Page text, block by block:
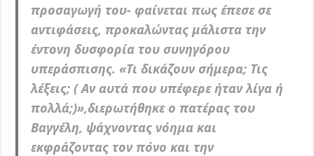
προσαγωγή του- φαίνεται πως έπεσε σε
αντιφάσεις, προκαλώντας μάλιστα την
έντονη δυσφορία του συνηγόρου
υπεράσπισης. «Τι δικάζουν σήμερα; Τις
λέξεις; ( Αν αυτά που υπέφερε ήταν λίγα ή
πολλά;)»,διερωτήθηκε ο πατέρας του
Βαγγέλη, ψάχνοντας νόημα και
εκφράζοντας τον πόνο και την